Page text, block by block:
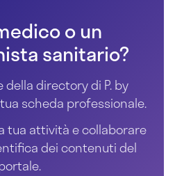
o un
sanitario?
directory di P. by
scheda professionale.
tua attività e collaborare
dei contenuti del